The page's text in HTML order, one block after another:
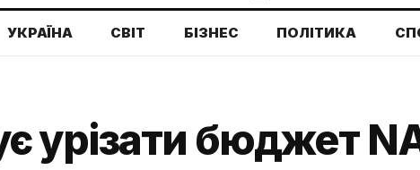
УКРАЇНА СВІТ БІЗНЕС ПОЛІТИКА
урізати бюджет